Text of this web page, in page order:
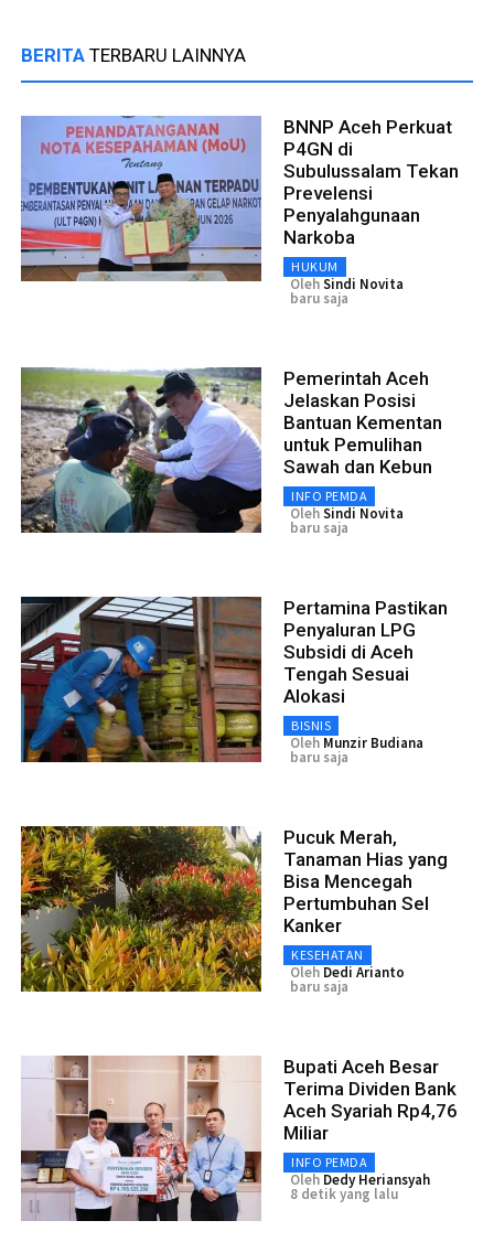
BERITA TERBARU LAINNYA
BNNP Aceh Perkuat
P4GN di
Subulussalam Tekan
Prevelensi
Penyalahgunaan
Narkoba
HUKUM
OlehSindi Novita
baru saja
Pemerintah Aceh
Jelaskan Posisi
Bantuan Kementan
untuk Pemulihan
Sawah dan Kebun
INFO PEMDA
OlehSindi Novita
baru saja
Pertamina Pastikan
Penyaluran LPG
Subsidi di Aceh
Tengah Sesuai
Alokasi
BISNIS
Oleh Munzir Budiana
baru saja
Pucuk Merah,
Tanaman Hias yang
Bisa Mencegah
Pertumbuhan Sel
Kanker
KESEHATAN
Oleh Dedi Arianto
baru saja
Bupati Aceh Besar
Terima Dividen Bank
Aceh Syariah Rp4,76
Miliar
INFO PEMDA
Oleh Dedy Heriansyah
8 detik yang lalu